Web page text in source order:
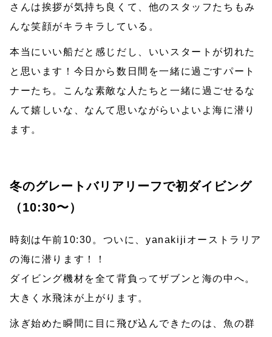
さんは挨拶が気持ち良くて、他のスタッフたちもみ
んな笑顔がキラキラしている。
本当にいい船だと感じだし、いいスタートが切れた
と思います！今日から数日間を一緒に過ごすパート
ナーたち。こんな素敵な人たちと一緒に過ごせるな
んて嬉しいな、なんて思いながらいよいよ海に潜り
ます。
冬のグレートバリアリーフで初ダイビング
（10:30〜）
時刻は午前10:30。ついに、yanakijiオーストラリア
の海に潜ります！！
ダイビング機材を全て背負ってザブンと海の中へ。
大きく水飛沫が上がります。
泳ぎ始めた瞬間に目に飛び込んできたのは、魚の群